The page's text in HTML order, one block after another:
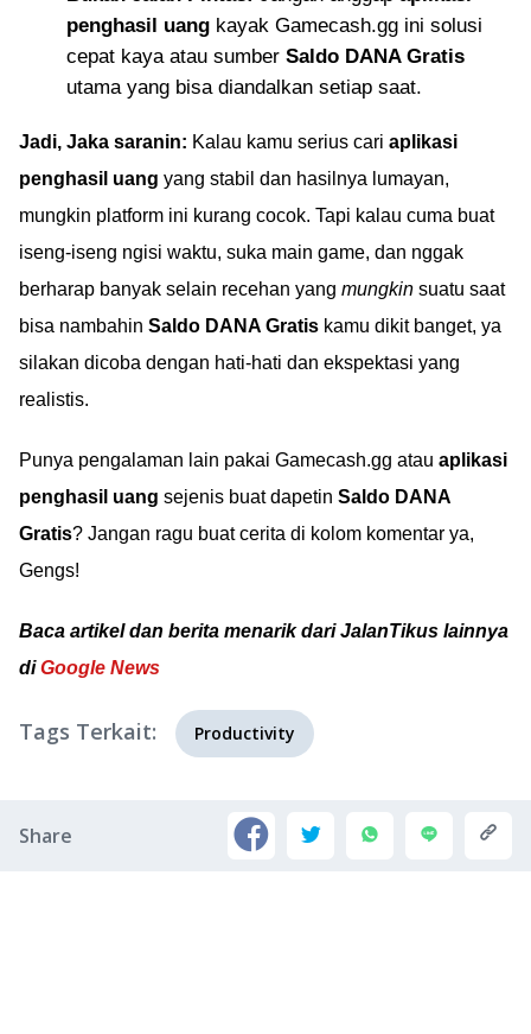
penghasil uang kayak Gamecash.gg ini solusi
cepat kaya atau sumber Saldo DANA Gratis
utama yang bisa diandalkan setiap saat.
Jadi, Jaka saranin: Kalau kamu serius cari aplikasi
penghasil uang yang stabil dan hasilnya lumayan,
mungkin platform ini kurang cocok. Tapi kalau cuma buat
iseng-iseng ngisi waktu, suka main game, dan nggak
berharap banyak selain recehan yang mungkin suatu saat
bisa nambahin Saldo DANA Gratis kamu dikit banget, ya
silakan dicoba dengan hati-hati dan ekspektasi yang
realistis.
Punya pengalaman lain pakai Gamecash.gg atau aplikasi
penghasil uang sejenis buat dapetin Saldo DANA
Gratis? Jangan ragu buat cerita di kolom komentar ya,
Gengs!
Baca artikel dan berita menarik dari JalanTikus lainnya
diGoogle News
Tags Terkait: Productivity
Share